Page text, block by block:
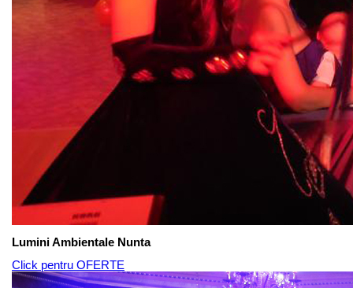
Lumini Ambientale Nunta
Click pentru OFERTE